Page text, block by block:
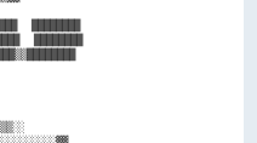
████  ████████
░░
▒▒      ▒▒
▒▒░░